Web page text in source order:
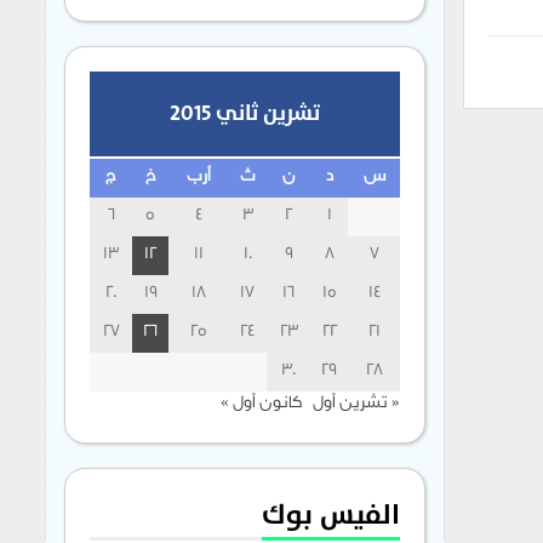
تشرين ثاني 2015
س د ن ث أرب خ ج
1
2
3
4
5
6
7
8
9
10
11
12
13
14
15
16
17
18
19
20
21
22
23
24
25
26
27
28
29
30
« تشرين أول كانون أول »
الفيس بوك